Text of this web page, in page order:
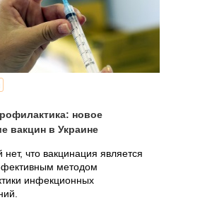
новое
вакцин в Украине
что вакцинация является
методом
инфекционных